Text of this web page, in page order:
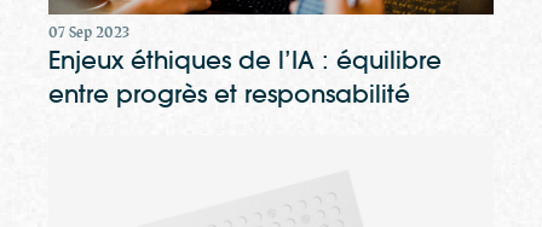
07 Sep 2023
Enjeux éthiques de l’IA : équilibre
entre progrès et responsabilité